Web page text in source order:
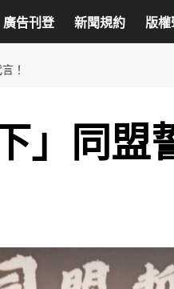
廣告刊登 新聞規約 版權
！
」同盟